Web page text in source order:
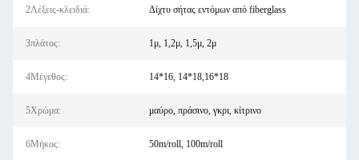
2Λέξεις-κλειδιά: Δίχτυ σήτας εντόμων από fiberglass
3πλάτος: 1μ, 1,2μ, 1,5μ, 2μ
4Μέγεθος: 14*16, 14*18,16*18
5Χρώμα: μαύρο, πράσινο, γκρι, κίτρινο
6Μήκος: 50m/roll, 100m/roll